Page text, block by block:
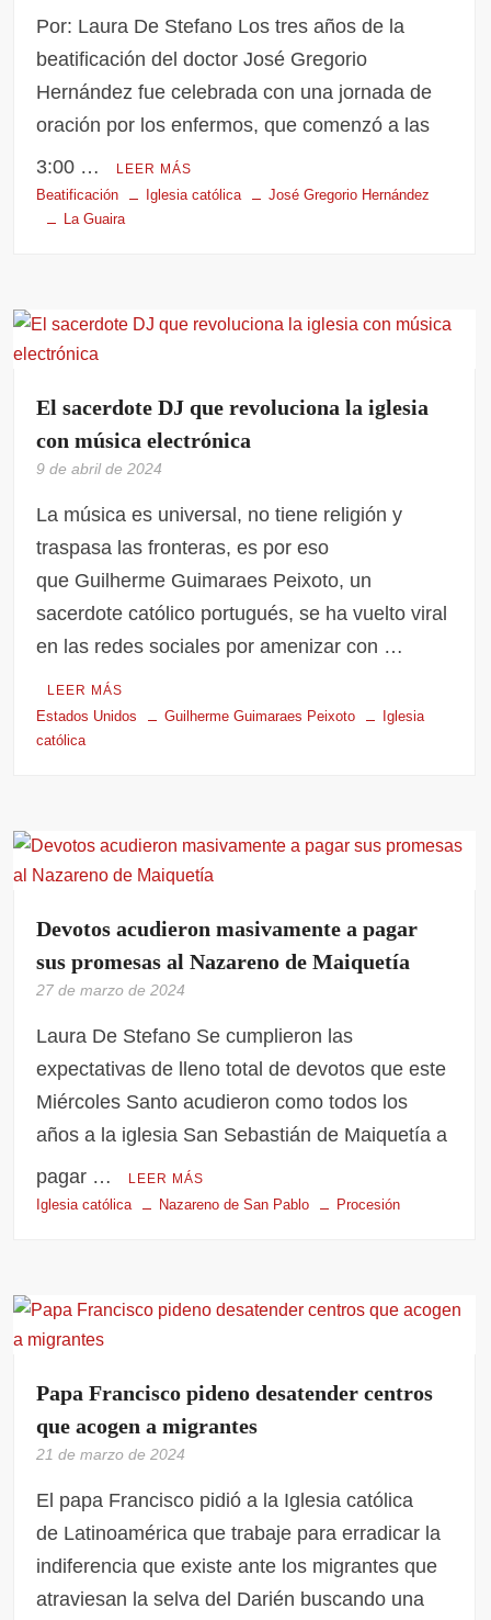
Por: Laura De Stefano Los tres años de la
beatificación del doctor José Gregorio
Hernández fue celebrada con una jornada de
oración por los enfermos, que comenzó a las
3:00 …
LEER MÁS
Beatificación Iglesia católica
José Gregorio Hernández
La Guaira
El sacerdote DJ que revoluciona la iglesia
con música electrónica
9 de abril de 2024
La música es universal, no tiene religión y
traspasa las fronteras, es por eso
que Guilherme Guimaraes Peixoto, un
sacerdote católico portugués, se ha vuelto viral
en las redes sociales por amenizar con …
LEER MÁS
Estados Unidos Guilherme Guimaraes Peixoto
Iglesia
católica
Devotos acudieron masivamente a pagar
sus promesas al Nazareno de Maiquetía
27 de marzo de 2024
Laura De Stefano Se cumplieron las
expectativas de lleno total de devotos que este
Miércoles Santo acudieron como todos los
años a la iglesia San Sebastián de Maiquetía a
pagar …
LEER MÁS
Iglesia católica Nazareno de San Pablo Procesión
Papa Francisco pideno desatender centros
que acogen a migrantes
21 de marzo de 2024
El papa Francisco pidió a la Iglesia católica
de Latinoamérica que trabaje para erradicar la
indiferencia que existe ante los migrantes que
atraviesan la selva del Darién buscando una